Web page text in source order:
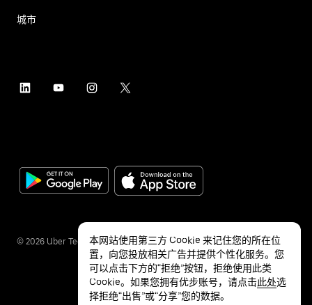
城市
© 2026 Uber Technologies Inc.
本网站使用第三方 Cookie 来记住您的所在位
置，向您投放相关广告并提供个性化服务。您
可以点击下方的“拒绝”按钮，拒绝使用此类
Cookie。如果您拥有优步账号，请点击此处选
择拒绝“出售”或“分享”您的数据。